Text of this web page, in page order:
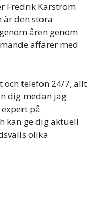
Fredrik Karström
den stora
åren genom
affärer med
och telefon 24/7; allt
dig medan jag
på
kan ge dig aktuell
olika